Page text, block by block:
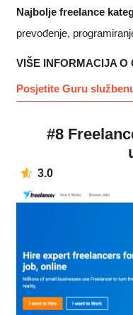
Najbolje freelance
prevođenje,
VIŠE INFORMACIJA O
Posjetite Guru
#8
3.0